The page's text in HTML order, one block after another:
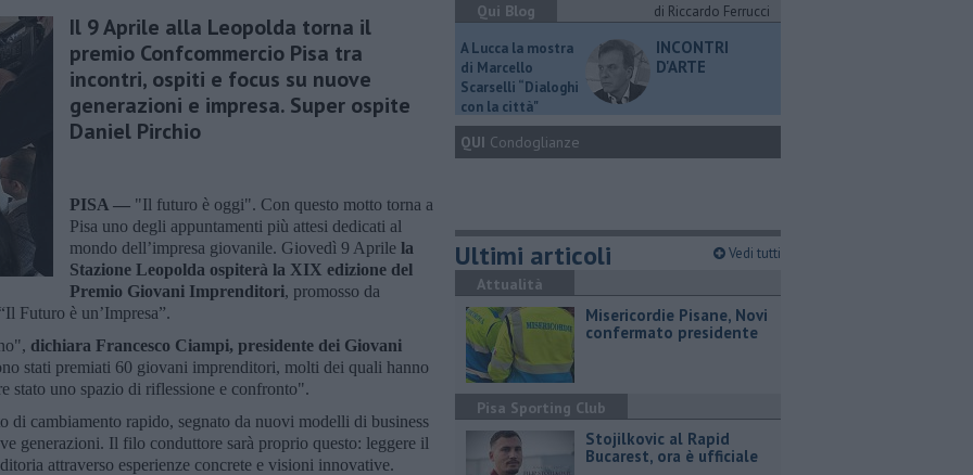
Il 9 Aprile alla Leopolda torna il
premio Confcommercio Pisa tra
incontri, ospiti e focus su nuove
generazioni e impresa. Super ospite
Daniel Pirchio
PISA — "Il futuro è oggi". Con questo motto torna a
Pisa uno degli appuntamenti più attesi dedicati al
mondo dell’impresa giovanile. Giovedì 9 Aprile la
Stazione Leopolda ospiterà la XIX edizione del
Premio Giovani Imprenditori, promosso da
Futuro è un’Impresa”.
dichiara Francesco Ciampi, presidente dei Giovani
stati premiati 60 giovani imprenditori, molti dei quali hanno
stato uno spazio di riflessione e confronto".
di cambiamento rapido, segnato da nuovi modelli di business
generazioni. Il filo conduttore sarà proprio questo: leggere il
attraverso esperienze concrete e visioni innovative.
Qui Blog
di Riccardo Ferrucci
A Lucca la mostra
di Marcello
Scarselli “Dialoghi
con la città"
INCONTRI
D'ARTE
QUI Condoglianze
Ultimi articoli Vedi tutti
Attualità
Misericordie Pisane, Novi
confermato presidente
Pisa Sporting Club
Stojilkovic al Rapid
Bucarest, ora è ufficiale